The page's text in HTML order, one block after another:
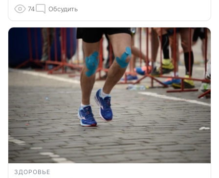
74 Обсудить
ЗДОРОВЬЕ